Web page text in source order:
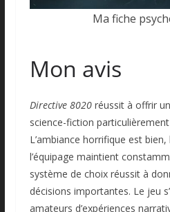
Ma fiche
Mon avis
Directive 8020réussit à offrir
science-fiction
L’ambiance horrifique est
l’équipage maintient
système de choix réussit à
décisions importantes. Le jeu
amateurs d’expériences